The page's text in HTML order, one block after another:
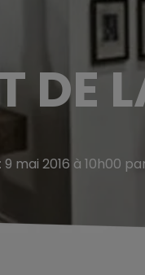
DE
9 mai 2016 à 10h00